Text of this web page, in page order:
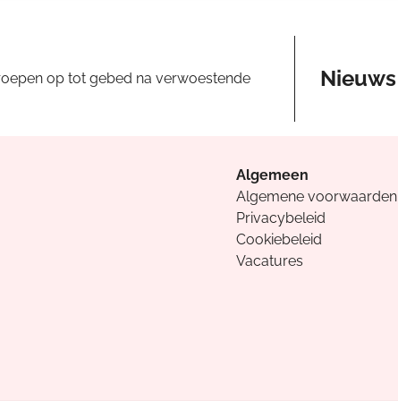
op tot gebed na verwoestende
Nieuws
Algemeen
Algemene voorwaarden
Privacybeleid
Cookiebeleid
Vacatures